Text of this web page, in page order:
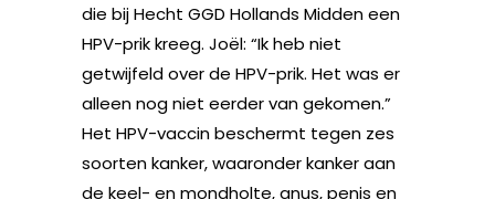
die bij Hecht GGD Hollands Midden een
HPV-prik kreeg. Joël: “Ik heb niet
getwijfeld over de HPV-prik. Het was er
alleen nog niet eerder van gekomen.”
Het HPV-vaccin beschermt tegen zes
soorten kanker, waaronder kanker aan
de keel- en mondholte, anus, penis en